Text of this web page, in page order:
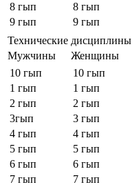
8 гып
9 гып
8 гып
9 гып
Технические дисциплины
Мужчины
Женщины
10 гып
1 гып
2 гып
3гып
4 гып
5 гып
6 гып
7 гып
10 гып
1 гып
2 гып
3 гып
4 гып
5 гып
6 гып
7 гып